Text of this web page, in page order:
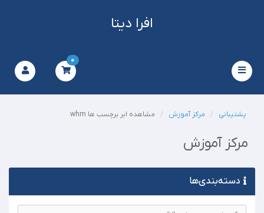
افرا دیتا
Toggle
navigation
0
پشتیبانی مرکز آموزش مشاهده ابر برچسب ها whm
مرکز آموزش
دسته‌بندی‌ها